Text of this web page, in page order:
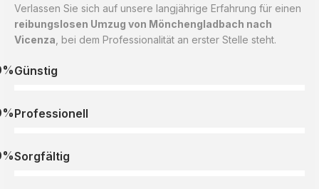
Verlassen Sie sich auf unsere langjährige Erfahrung für einen
reibungslosen Umzug von Mönchengladbach nach
Vicenza , bei dem Professionalität an erster Stelle steht.
Günstig
Professionell
Sorgfältig